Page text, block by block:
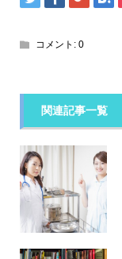
コメント: 0
関連記事一覧